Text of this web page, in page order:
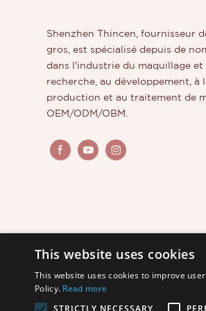
Shenzhen Thincen, fournisseur
gros, est spécialisé depuis de
dans l'industrie du maquillage et
recherche, au développement, à
production et au traitement de
OEM/ODM/OBM.
This website uses cookies
This website uses cookies to improve
Policy. Read more
STRICTLY NECESSARY